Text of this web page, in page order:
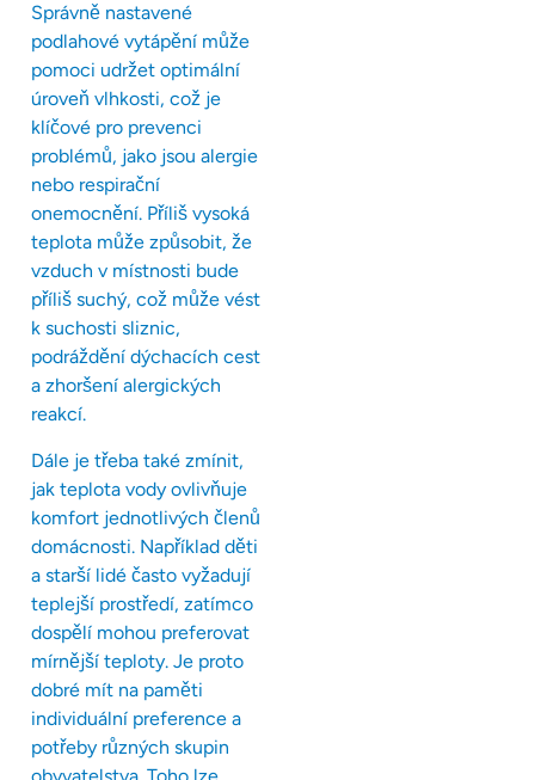
Správně nastavené
podlahové vytápění může
pomoci udržet optimální
úroveň vlhkosti, což je
klíčové pro prevenci
problémů, jako jsou alergie
nebo respirační
onemocnění. Příliš vysoká
teplota může způsobit, že
vzduch v místnosti bude
příliš suchý, což může vést
k suchosti sliznic,
podráždění dýchacích cest
a zhoršení alergických
reakcí.
Dále je třeba také zmínit,
jak teplota vody ovlivňuje
komfort jednotlivých členů
domácnosti. Například děti
a starší lidé často vyžadují
teplejší prostředí, zatímco
dospělí mohou preferovat
mírnější teploty. Je proto
dobré mít na paměti
individuální preference a
potřeby různých skupin
obyvatelstva. Toho lze